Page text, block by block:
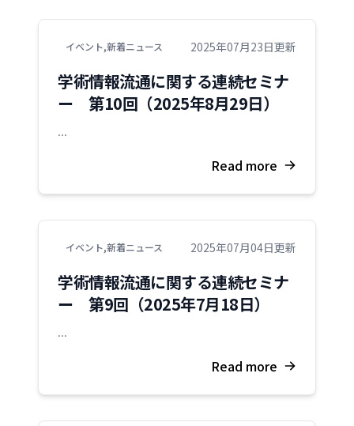
イベント,新着ニュース 2025年07月23日更新
学術情報流通に関する連続セミナ
ー 第10回（2025年8月29日）
...
Read more
イベント,新着ニュース 2025年07月04日更新
学術情報流通に関する連続セミナ
ー 第9回（2025年7月18日）
...
Read more